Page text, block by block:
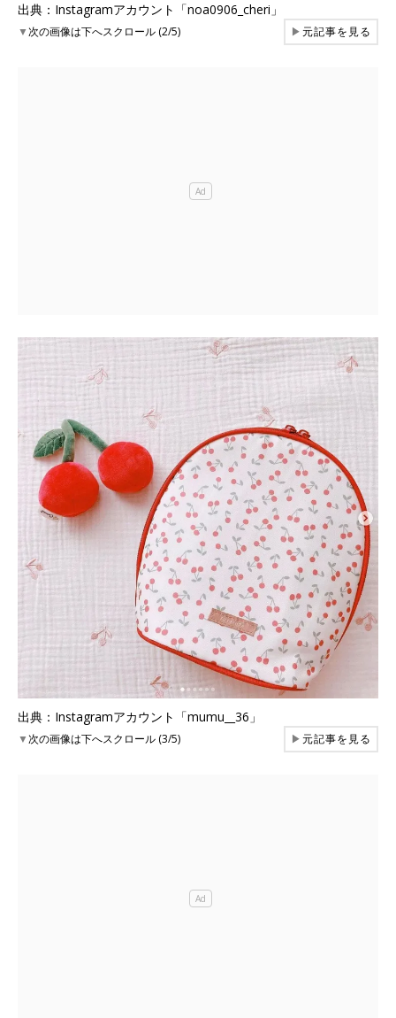
出典：Instagramアカウント「noa0906_cheri」
▼次の画像は下へスクロール (2/5) ▶元記事を見る
出典：Instagramアカウント「mumu__36」
▼次の画像は下へスクロール (3/5) ▶元記事を見る